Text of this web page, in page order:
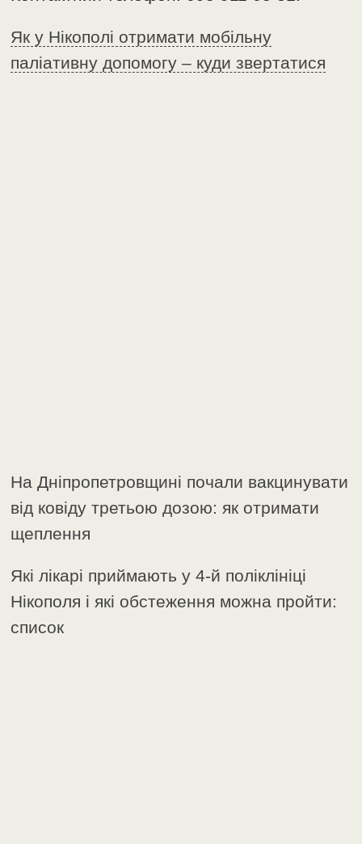
Як у Нікополі отримати мобільну
паліативну допомогу – куди звертатися
На Дніпропетровщині почали вакцинувати
від ковіду третьою дозою: як отримати
щеплення
Які лікарі приймають у 4-й поліклініці
Нікополя і які обстеження можна пройти:
список